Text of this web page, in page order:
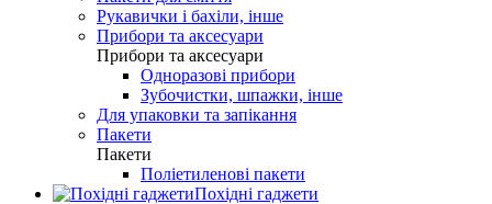
Рукавички і бахіли, інше
Прибори та аксесуари
Прибори та аксесуари
Одноразові прибори
Зубочистки, шпажки, інше
Для упаковки та запікання
Пакети
Пакети
Поліетиленові пакети
Похідні гаджети